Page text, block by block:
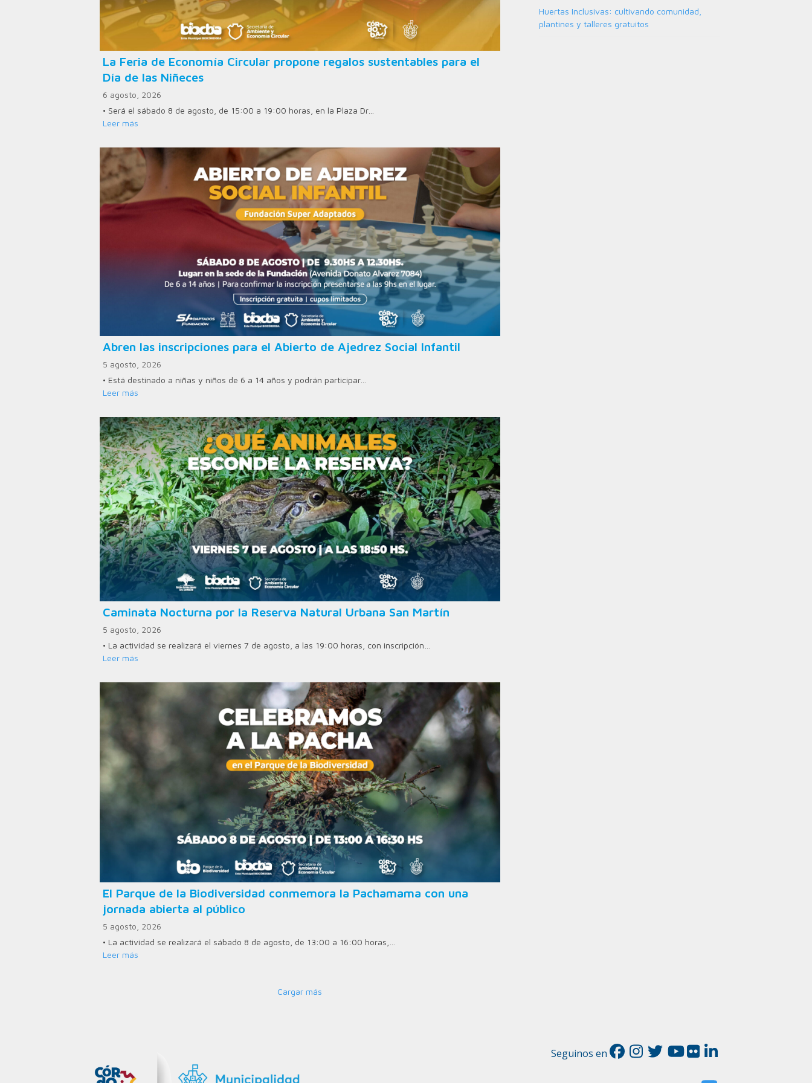
La Feria de Economía Circular propone regalos sustentables para el
Día de las Niñeces
6 agosto, 2026
• Será el sábado 8 de agosto, de 15:00 a 19:00 horas, en la Plaza Dr…
Leer más
Abren las inscripciones para el Abierto de Ajedrez Social Infantil
5 agosto, 2026
• Está destinado a niñas y niños de 6 a 14 años y podrán participar…
Leer más
Caminata Nocturna por la Reserva Natural Urbana San Martín
5 agosto, 2026
• La actividad se realizará el viernes 7 de agosto, a las 19:00 horas, con inscripción…
Leer más
El Parque de la Biodiversidad conmemora la Pachamama con una
jornada abierta al público
5 agosto, 2026
• La actividad se realizará el sábado 8 de agosto, de 13:00 a 16:00 horas,…
Leer más
Cargar más
Huertas Inclusivas: cultivando comunidad,
plantines y talleres gratuitos
Seguinos en